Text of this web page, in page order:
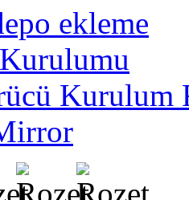
ekleme
Kurulum